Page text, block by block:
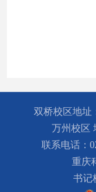
双桥校区地址
万州校区
联系电话：
重庆
书记